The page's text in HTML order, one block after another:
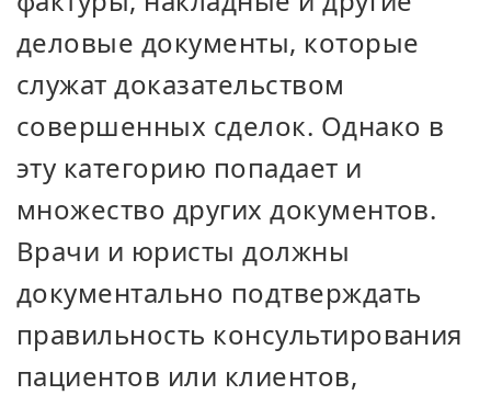
деловые документы, которые
служат доказательством
совершенных сделок. Однако в
эту категорию попадает и
множество других документов.
Врачи и юристы должны
документально подтверждать
правильность консультирования
пациентов или клиентов,